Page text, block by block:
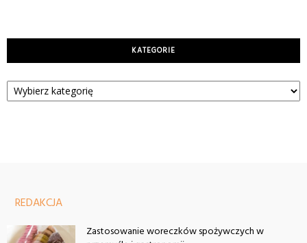
KATEGORIE
Kategorie
REDAKCJA
Zastosowanie woreczków spożywczych w